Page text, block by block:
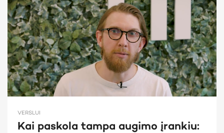
VERSLUI
Kai paskola tampa augimo įrankiu: